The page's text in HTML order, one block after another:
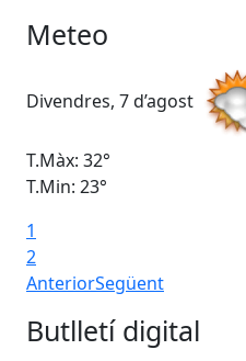
Meteo
Divendres, 7 d’agost
T.Màx: 32°
T.Min: 23°
1
2
AnteriorSegüent
Butlletí digital